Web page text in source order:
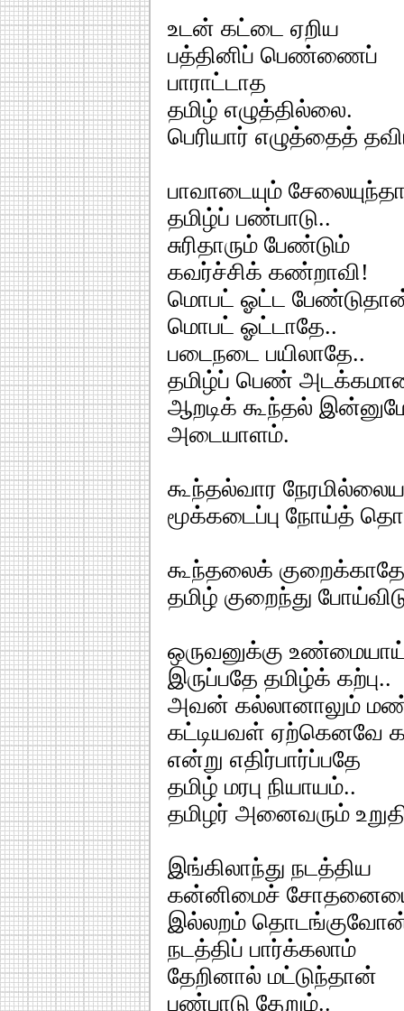
உடன் கட்டை ஏறிய
பத்தினிப் பெண்ணைப்
பாராட்டாத
தமிழ் எழுத்தில்லை.
பெரியார் எழுத்தைத்
பாவாடையும்
தமிழ்ப் பண்பாடு..
சுரிதாரும் பேண்டும்
கவர்ச்சிக் கண்றாவி!
மொபட் ஓட்ட
மொபட் ஓட்டாதே..
படைநடை பயிலாதே..
தமிழ்ப் பெண்
ஆறடிக் கூந்தல்
அடையாளம்.
கூந்தல்வார
மூக்கடைப்பு நோய்த்
கூந்தலைக் குறைக்காதே
தமிழ் குறைந்து
ஒருவனுக்கு
இருப்பதே தமிழ்க் கற்பு..
அவன் கல்லானாலும்
கட்டியவள் ஏற்கெனவே
என்று எதிர்பார்ப்பதே
தமிழ் மரபு நியாயம்..
தமிழர் அனைவரும்
இங்கிலாந்து நடத்திய
கன்னிமைச்
இல்லறம்
நடத்திப் பார்க்கலாம்
தேறினால் மட்டுந்தான்
பண்பாடு தேறும்..